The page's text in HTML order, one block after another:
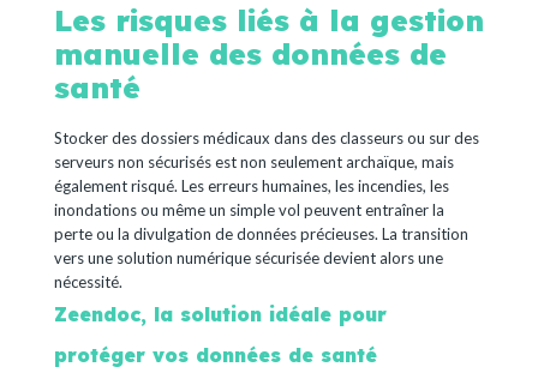
Les risques liés à la gestion
manuelle des données de
santé
Stocker des dossiers médicaux dans des classeurs ou sur des
serveurs non sécurisés est non seulement archaïque, mais
également risqué. Les erreurs humaines, les incendies, les
inondations ou même un simple vol peuvent entraîner la
perte ou la divulgation de données précieuses. La transition
vers une solution numérique sécurisée devient alors une
nécessité.
Zeendoc, la solution idéale pour
protéger vos données de santé